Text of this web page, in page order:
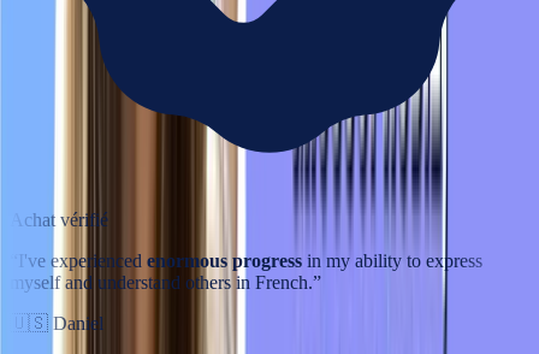
Achat vérifié
I've experienced enormous progress in my ability to express
myself and understand others in French.”
🇺🇸 Daniel